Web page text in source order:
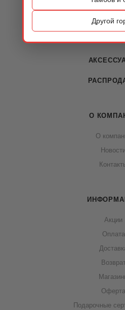
Другой
О
О
Новости
Акции
Оплата
Оферта
Подарочные